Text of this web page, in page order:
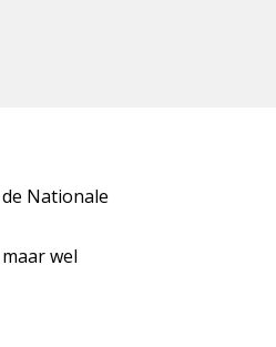
Nationale
wel